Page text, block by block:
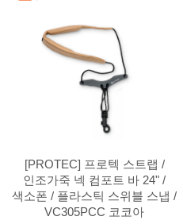
[PROTEC] 프로텍 스트랩 /
인조가죽 넥 컴포트 바 24" /
색소폰 / 플라스틱 스위블 스냅 /
VC305PCC 코코아